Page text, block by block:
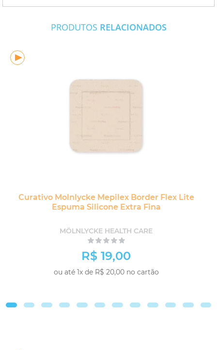
PRODUTOS RELACIONADOS
Curativo Molnlycke Mepilex Border Flex Lite
Espuma Silicone Extra Fina
MÖLNLYCKE HEALTH CARE
R$ 19,00
ou até 1x de R$ 20,00 no cartão